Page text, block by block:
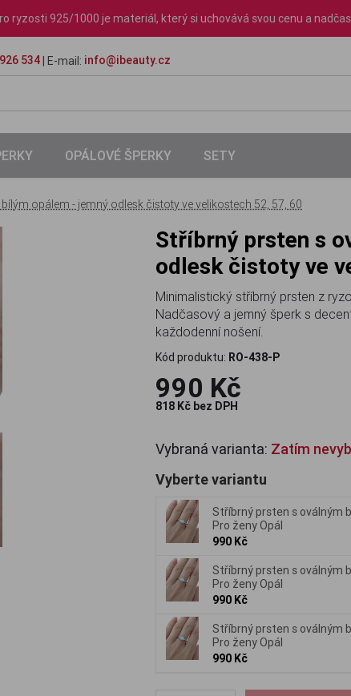
ryzosti 925/1000 je materiál, který si uchovává svou cenu a
534| E-mail: info@ibeauty.cz
OPÁLOVÉ ŠPERKY SETY
opálem - jemný odlesk čistoty ve velikostech 52, 57, 60
Stříbrný prsten s oválným bílým opálem - jemný
odlesk čistoty ve
Minimalistický stříbrný prsten z
Nadčasový a jemný šperk s
každodenní nošení.
Kód produktu: RO-438-P
990 Kč
818 Kč bez DPH
Vybraná varianta: Zatím
Vyberte variantu
Stříbrný prsten s oválným
Pro ženy Opál
990 Kč
Stříbrný prsten s oválným
Pro ženy Opál
990 Kč
Stříbrný prsten s oválným
Pro ženy Opál
990 Kč